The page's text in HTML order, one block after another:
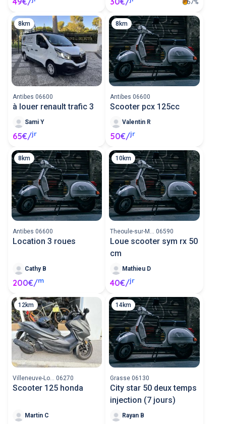
67%
8km
Antibes 06600
à louer renault trafic 3
Sami Y
65€/jr
8km
Antibes 06600
Scooter pcx 125cc
Valentin R
50€/jr
8km
Antibes 06600
Location 3 roues
Cathy B
200€/m
10km
Theoule-sur-M... 06590
Loue scooter sym rx 50
cm
Mathieu D
40€/jr
12km
Villeneuve-Lo... 06270
Scooter 125 honda
Martin C
14km
Grasse 06130
City star 50 deux temps
injection (7 jours)
Rayan B